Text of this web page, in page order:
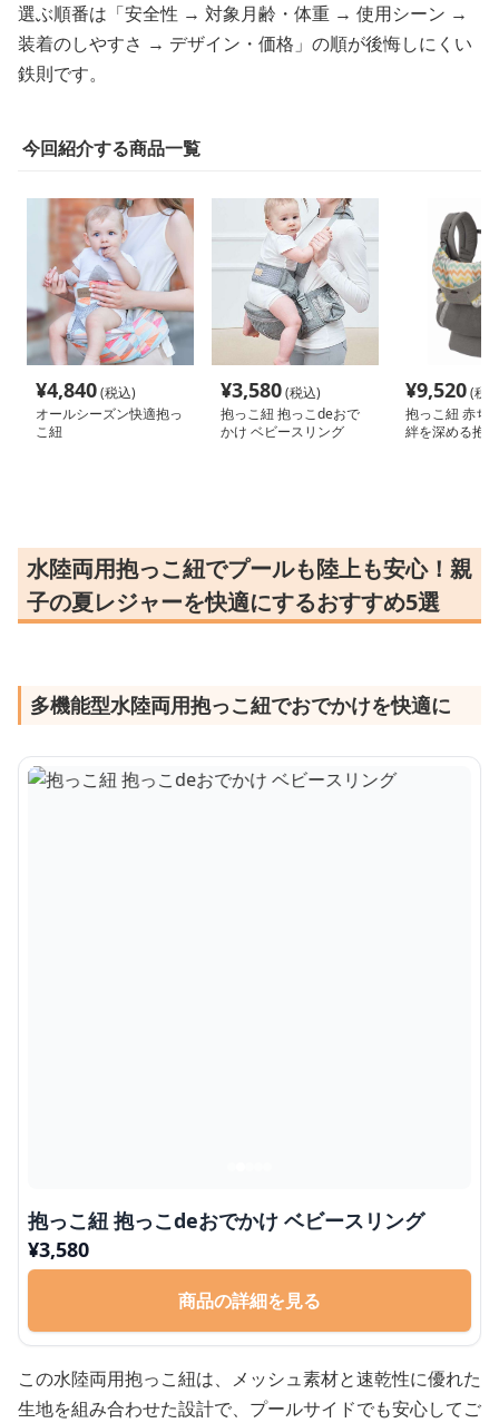
選ぶ順番は「安全性 → 対象月齢・体重 → 使用シーン →
装着のしやすさ → デザイン・価格」の順が後悔しにくい
鉄則です。
今回紹介する商品一覧
¥4,840(税込)
オールシーズン快適抱っ
こ紐
¥3,580(税込)
抱っこ紐 抱っこdeおで
かけ ベビースリング
¥9,520(税
抱っこ紐 赤ち
絆を深める抱
水陸両用抱っこ紐でプールも陸上も安心！親
子の夏レジャーを快適にするおすすめ5選
多機能型水陸両用抱っこ紐でおでかけを快適に
抱っこ紐 抱っこdeおでかけ ベビースリング
¥3,580
商品の詳細を見る
この水陸両用抱っこ紐は、メッシュ素材と速乾性に優れた
生地を組み合わせた設計で、プールサイドでも安心してご